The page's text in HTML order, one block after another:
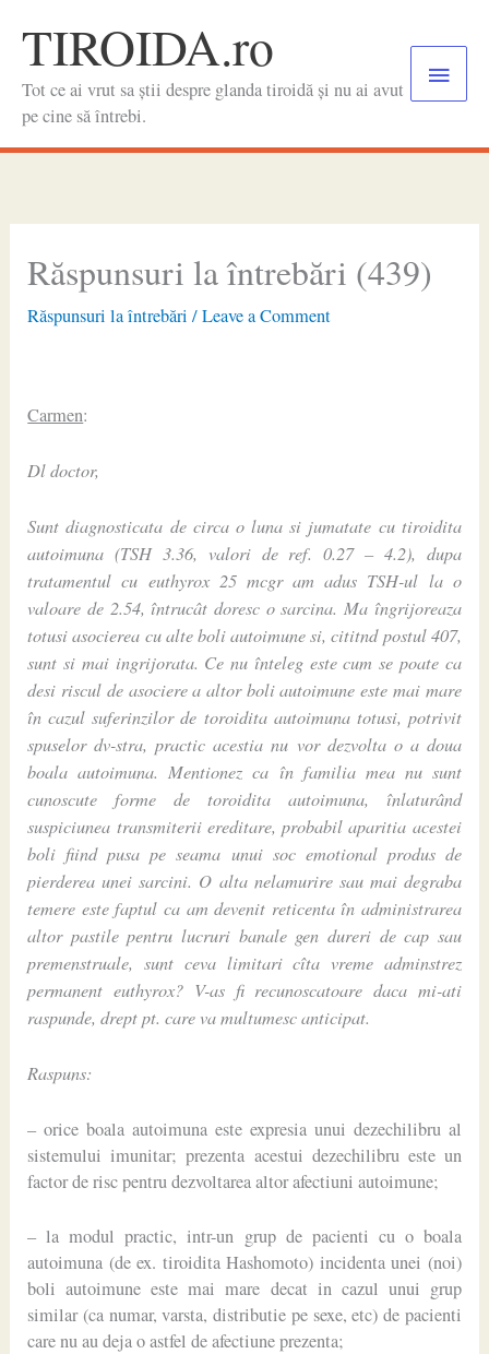
contentTIROIDA.ro
Tot ce ai vrut sa știi despre glanda tiroidă și nu ai avut
pe cine să întrebi.
Main
Răspunsuri la întrebări (439)
Răspunsuri la întrebări /Leave a Comment
Carmen:
Dl doctor,
Sunt diagnosticata de circa o luna si jumatate cu tiroidita
autoimuna (TSH 3.36, valori de ref. 0.27 – 4.2), dupa
tratamentul cu euthyrox 25 mcgr am adus TSH-ul la o
valoare de 2.54, întrucât doresc o sarcina. Ma îngrijoreaza
totusi asocierea cu alte boli autoimune si, cititnd postul 407,
sunt si mai ingrijorata. Ce nu înteleg este cum se poate ca
desi riscul de asociere a altor boli autoimune este mai mare
în cazul suferinzilor de toroidita autoimuna totusi, potrivit
spuselor dv-stra, practic acestia nu vor dezvolta o a doua
boala autoimuna. Mentionez ca în familia mea nu sunt
cunoscute forme de toroidita autoimuna, înlaturând
suspiciunea transmiterii ereditare, probabil aparitia acestei
boli fiind pusa pe seama unui soc emotional produs de
pierderea unei sarcini. O alta nelamurire sau mai degraba
temere este faptul ca am devenit reticenta în administrarea
altor pastile pentru lucruri banale gen dureri de cap sau
premenstruale, sunt ceva limitari cîta vreme adminstrez
permanent euthyrox? V-as fi recunoscatoare daca mi-ati
raspunde, drept pt. care va multumesc anticipat.
Raspuns:
– orice boala autoimuna este expresia unui dezechilibru al
sistemului imunitar; prezenta acestui dezechilibru este un
factor de risc pentru dezvoltarea altor afectiuni autoimune;
– la modul practic, intr-un grup de pacienti cu o boala
autoimuna (de ex. tiroidita Hashomoto) incidenta unei (noi)
boli autoimune este mai mare decat in cazul unui grup
similar (ca numar, varsta, distributie pe sexe, etc) de pacienti
care nu au deja o astfel de afectiune prezenta;